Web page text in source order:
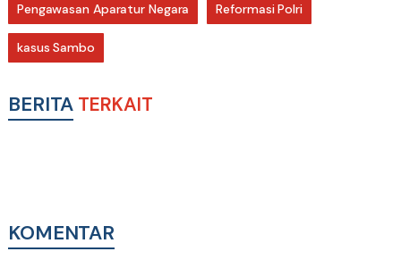
Pengawasan Aparatur Negara Reformasi Polri
kasus Sambo
BERITA TERKAIT
KOMENTAR